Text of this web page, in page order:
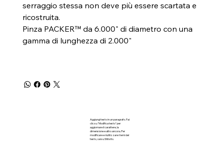
serraggio stessa non deve più essere scartata e
ricostruita.
Pinza PACKER™ da 6.000" di diametro con una
gamma di lunghezza di 2.000"
Aggiungi testo in un paragrafo. Fai
clic su "Modifica testo" per
aggiornare il carattere, la
dimensione e altro ancora. Per
modificare e riutilizzare i temi del
testo, vai su Stili sito.